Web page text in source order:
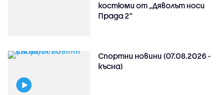
костюми от „Дяволът носи
Прада 2“
Спортни новини (07.08.2026 -
късна)